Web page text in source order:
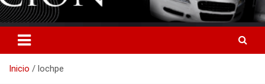
Inicio lochpe